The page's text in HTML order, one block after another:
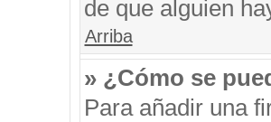
de que alguien
Arriba
» ¿Cómo se
Para añadir una